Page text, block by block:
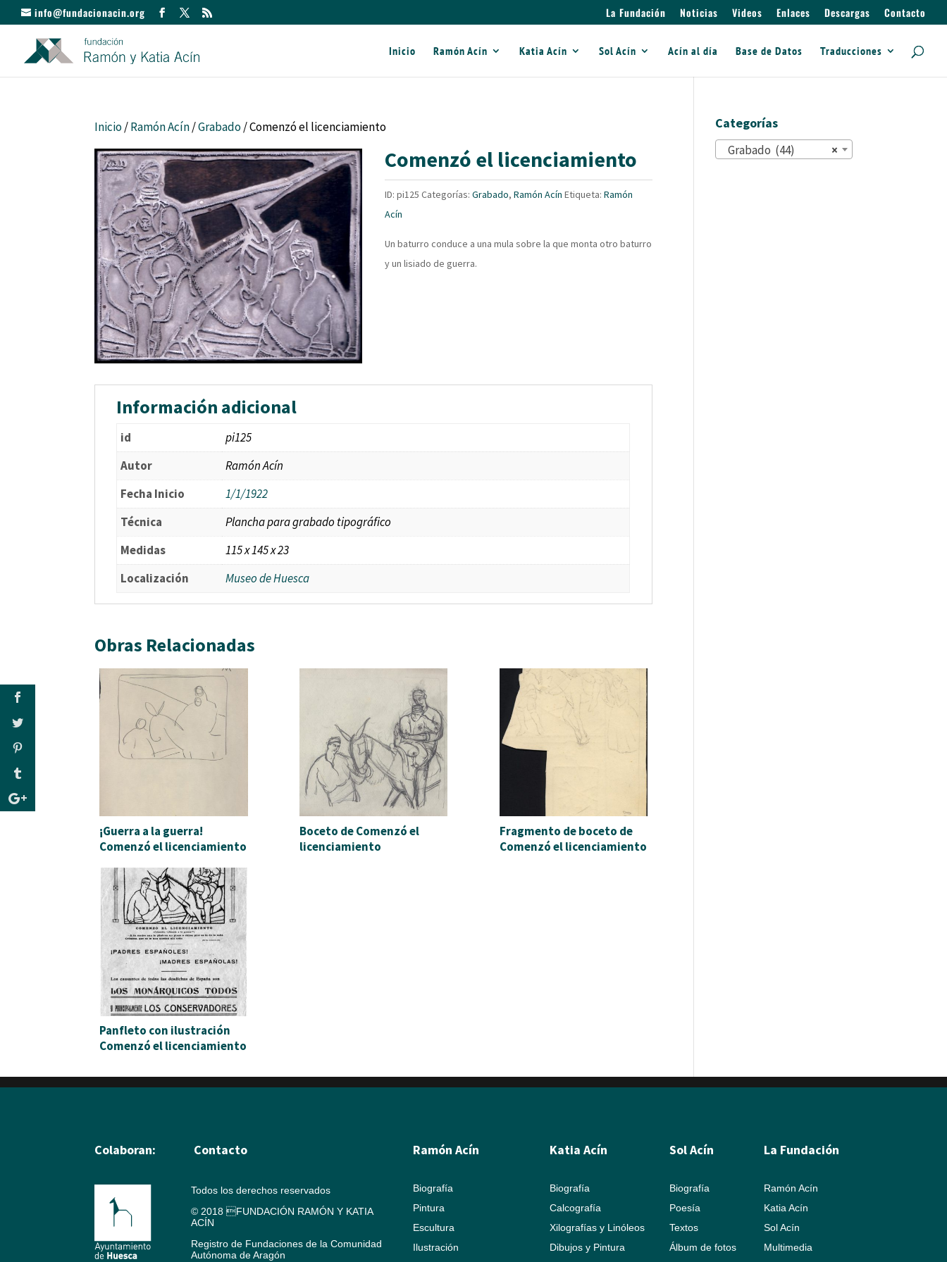
info@fundacionacin.org La Fundación Noticias Videos Enlaces Descargas Contacto
Inicio Ramón Acín Katia Acín Sol Acín Acín al día Base de Datos Traducciones
Inicio/Ramón Acín/Grabado/ Comenzó el licenciamiento
Comenzó el licenciamiento
ID:pi125 Categorías:Grabado,Ramón Acín Etiqueta:Ramón
Acín
Un baturro conduce a una mula sobre la que monta otro baturro
y un lisiado de guerra.
Información adicional
id
pi125
Autor
Ramón Acín
Fecha Inicio
1/1/1922
Técnica
Plancha para grabado tipográfico
Medidas
115 x 145 x 23
Localización
Museo de Huesca
Obras Relacionadas
¡Guerra a la guerra!
Comenzó el licenciamiento
Boceto de Comenzó el
licenciamiento
Fragmento de boceto de
Comenzó el licenciamiento
Panfleto con ilustración
Comenzó el licenciamiento
Categorías
×
Grabado (44)
Colaboran: Contacto
Todos los derechos reservados
© 2018 FUNDACIÓN RAMÓN Y KATIA
ACÍN
Registro de Fundaciones de la Comunidad
Autónoma de Aragón
Ramón Acín
Biografía
Pintura
Escultura
Ilustración
Katia Acín
Biografía
Calcografía
Xilografías y Linóleos
Dibujos y Pintura
Sol Acín
Biografía
Poesía
Textos
Álbum de fotos
La Fundación
Ramón Acín
Katia Acín
Sol Acín
Multimedia